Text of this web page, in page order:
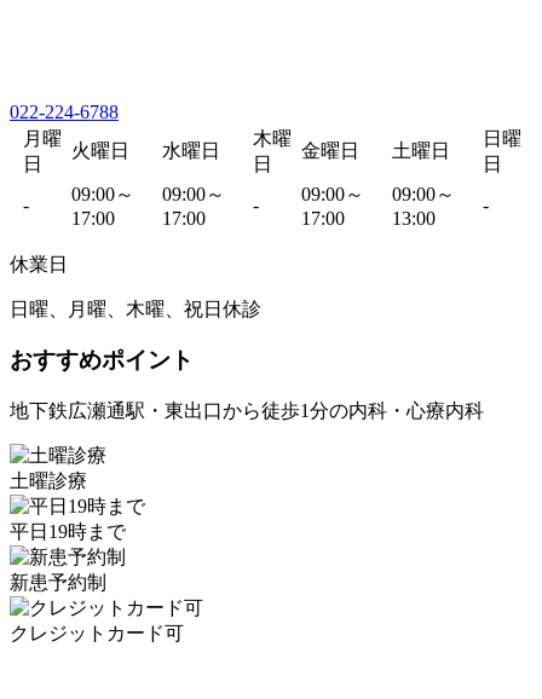
022-224-6788
月曜
日
火曜日 水曜日
木曜
日
金曜日 土曜日
日曜
日
-
09:00～
17:00
09:00～
17:00
-
09:00～
17:00
09:00～
13:00
-
休業日
日曜、月曜、木曜、祝日休診
おすすめポイント
地下鉄広瀬通駅・東出口から徒歩1分の内科・心療内科
土曜診療
平日19時まで
新患予約制
クレジットカード可